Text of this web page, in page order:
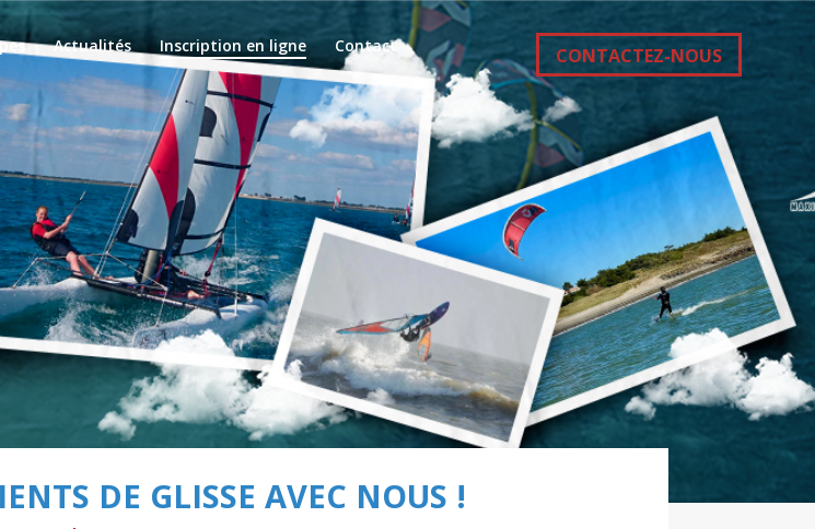
CONTACTEZ-NOUS
Actualités Inscription en ligne Contact
DE GLISSE AVEC NOUS !